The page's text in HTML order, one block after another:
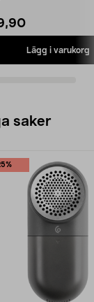
Lägg i varukorg
saker